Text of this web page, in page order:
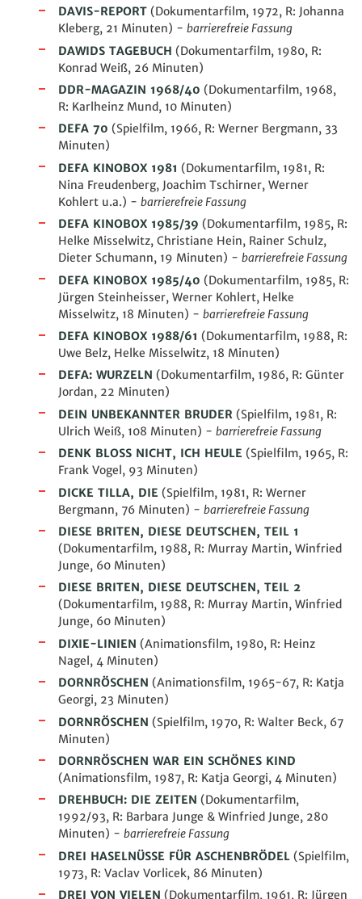
DAVIS-REPORT (Dokumentarfilm, 1972, R: Johanna
Kleberg, 21 Minuten) - barrierefreie Fassung
DAWIDS TAGEBUCH (Dokumentarfilm, 1980, R:
Konrad Weiß, 26 Minuten)
DDR-MAGAZIN 1968/40 (Dokumentarfilm, 1968,
R: Karlheinz Mund, 10 Minuten)
DEFA 70 (Spielfilm, 1966, R: Werner Bergmann, 33
Minuten)
DEFA KINOBOX 1981 (Dokumentarfilm, 1981, R:
Nina Freudenberg, Joachim Tschirner, Werner
Kohlert u.a.) - barrierefreie Fassung
DEFA KINOBOX 1985/39 (Dokumentarfilm, 1985, R:
Helke Misselwitz, Christiane Hein, Rainer Schulz,
Dieter Schumann, 19 Minuten) - barrierefreie Fassung
DEFA KINOBOX 1985/40 (Dokumentarfilm, 1985, R:
Jürgen Steinheisser, Werner Kohlert, Helke
Misselwitz, 18 Minuten) - barrierefreie Fassung
DEFA KINOBOX 1988/61 (Dokumentarfilm, 1988, R:
Uwe Belz, Helke Misselwitz, 18 Minuten)
DEFA: WURZELN (Dokumentarfilm, 1986, R: Günter
Jordan, 22 Minuten)
DEIN UNBEKANNTER BRUDER (Spielfilm, 1981, R:
Ulrich Weiß, 108 Minuten) - barrierefreie Fassung
DENK BLOSS NICHT, ICH HEULE
(Spielfilm, 1965, R:
Frank Vogel, 93 Minuten)
DICKE TILLA, DIE (Spielfilm, 1981, R: Werner
Bergmann, 76 Minuten) - barrierefreie Fassung
DIESE BRITEN, DIESE DEUTSCHEN, TEIL 1
(Dokumentarfilm, 1988, R: Murray Martin, Winfried
Junge, 60 Minuten)
DIESE BRITEN, DIESE DEUTSCHEN, TEIL 2
(Dokumentarfilm, 1988, R: Murray Martin, Winfried
Junge, 60 Minuten)
DIXIE-LINIEN (Animationsfilm, 1980, R: Heinz
Nagel, 4 Minuten)
DORNRÖSCHEN (Animationsfilm, 1965-67, R: Katja
Georgi, 23 Minuten)
DORNRÖSCHEN (Spielfilm, 1970, R: Walter Beck, 67
Minuten)
DORNRÖSCHEN WAR EIN SCHÖNES KIND
(Animationsfilm, 1987, R: Katja Georgi, 4 Minuten)
DREHBUCH: DIE ZEITEN (Dokumentarfilm,
1992/93, R: Barbara Junge & Winfried Junge, 280
Minuten) - barrierefreie Fassung
DREI HASELNÜSSE FÜR ASCHENBRÖDEL (Spielfilm,
1973, R: Vaclav Vorlicek, 86 Minuten)
DREI VON VIELEN (Dokumentarfilm, 1961, R: Jürgen